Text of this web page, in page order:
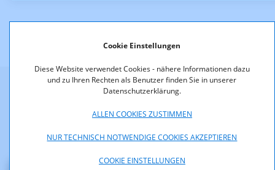
Cookie Einstellungen
Diese Website verwendet Cookies - nähere Informationen dazu
und zu Ihren Rechten als Benutzer finden Sie in unserer
Datenschutzerklärung.
ALLEN COOKIES ZUSTIMMEN
NUR TECHNISCH NOTWENDIGE COOKIES AKZEPTIEREN
COOKIE EINSTELLUNGEN